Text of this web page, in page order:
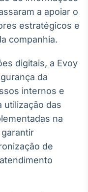
a apoiar o
estratégicos e
companhia.
digitais, a Evoy
da
internos e
utilização das
na
de